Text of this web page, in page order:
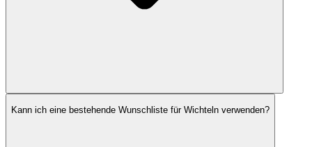
Kann ich eine bestehende Wunschliste für Wichteln verwenden?